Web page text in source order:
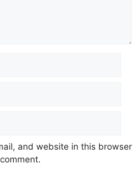
and website in this browser